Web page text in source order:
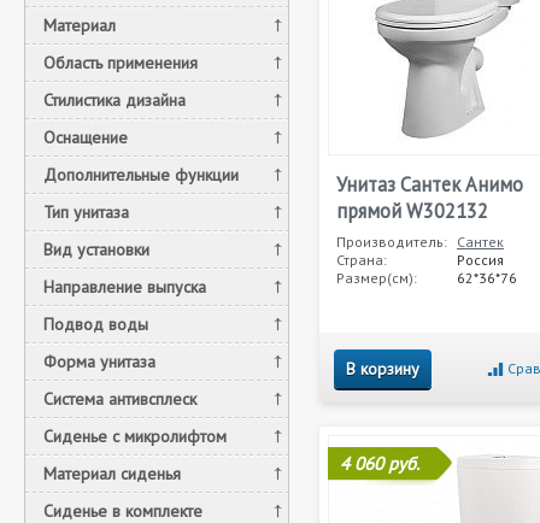
Материал
Область применения
Стилистика дизайна
Оснащение
Дополнительные функции
Тип унитаза
Вид установки
Направление выпуска
Подвод воды
Форма унитаза
Система антивсплеск
Сиденье с микролифтом
Материал сиденья
Сиденье в комплекте
Унитаз Сантек Анимо
прямой W302132
Производитель: Сантек
Страна:
Россия
Размер(см):
62*36*76
В корзину
4 060 руб.